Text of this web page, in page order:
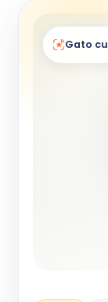
Gato